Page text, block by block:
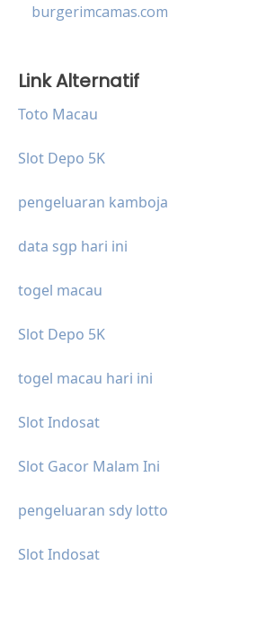
burgerimcamas.com
Link Alternatif
Toto Macau
Slot Depo 5K
pengeluaran kamboja
data sgp hari ini
togel macau
Slot Depo 5K
togel macau hari ini
Slot Indosat
Slot Gacor Malam Ini
pengeluaran sdy lotto
Slot Indosat